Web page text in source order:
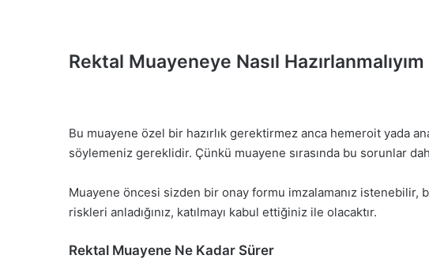
Rektal Muayeneye Nasıl Hazırlanmalıyım
Bu muayene özel bir hazırlık gerektirmez anca hemeroit yada
söylemeniz gereklidir. Çünkü muayene sırasında bu sorunlar
Muayene öncesi sizden bir onay formu imzalamanız istenebilir,
riskleri anladığınız, katılmayı kabul ettiğiniz ile olacaktır.
Rektal Muayene Ne Kadar Sürer